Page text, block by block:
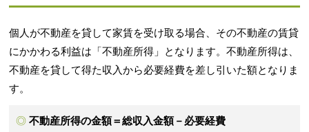
個人が不動産を貸して家賃を受け取る場合、その不動産の賃貸
にかかわる利益は「不動産所得」となります。不動産所得は、
不動産を貸して得た収入から必要経費を差し引いた額となりま
す。
不動産所得の金額＝総収入金額－必要経費